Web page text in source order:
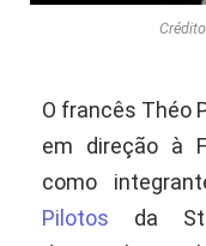
O francês Théo
em direção à
como
Pilotos da